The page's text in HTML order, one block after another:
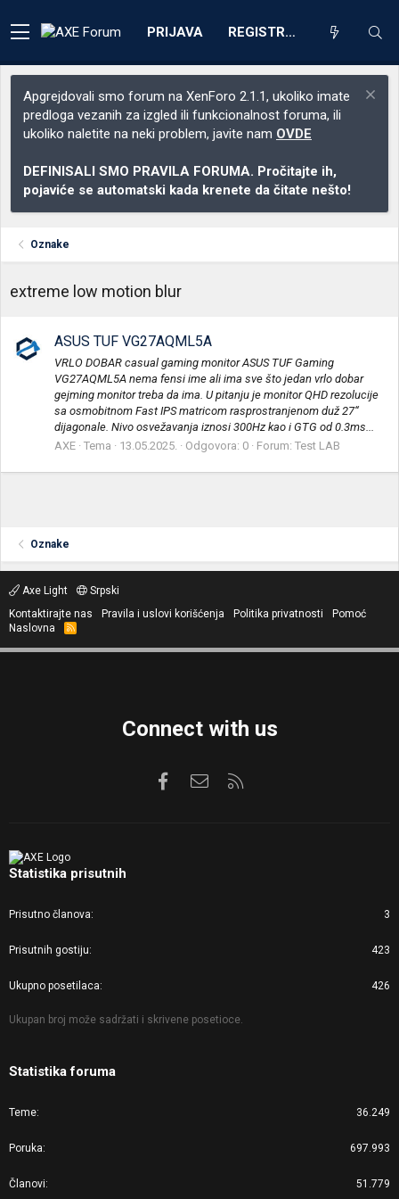
PRIJAVA REGISTRACIJA
Apgrejdovali smo forum na XenForo 2.1.1, ukoliko imate
predloga vezanih za izgled ili funkcionalnost foruma, ili
ukoliko naletite na neki problem, javite nam OVDE
DEFINISALI SMO PRAVILA FORUMA. Pročitajte ih,
pojaviće se automatski kada krenete da čitate nešto!
Oznake
extreme low motion blur
ASUS TUF VG27AQML5A
VRLO DOBAR casual gaming monitor ASUS TUF Gaming
VG27AQML5A nema fensi ime ali ima sve što jedan vrlo dobar
gejming monitor treba da ima. U pitanju je monitor QHD rezolucije
sa osmobitnom Fast IPS matricom rasprostranjenom duž 27“
dijagonale. Nivo osvežavanja iznosi 300Hz kao i GTG od 0.3ms...
AXE Tema 13.05.2025. Odgovora: 0 Forum: Test LAB
Oznake
Axe Light
Srpski
Kontaktirajte nas
Pravila i uslovi korišćenja Politika privatnosti
Pomoć
Naslovna
R
S
Connect with us
FacebookKontaktirajte nas
Statistika prisutnih
Prisutno članova 3
Prisutnih gostiju 423
Ukupno posetilaca 426
Ukupan broj može sadržati i skrivene posetioce.
Statistika foruma
Teme 36.249
Poruka 697.993
Članovi 51.779